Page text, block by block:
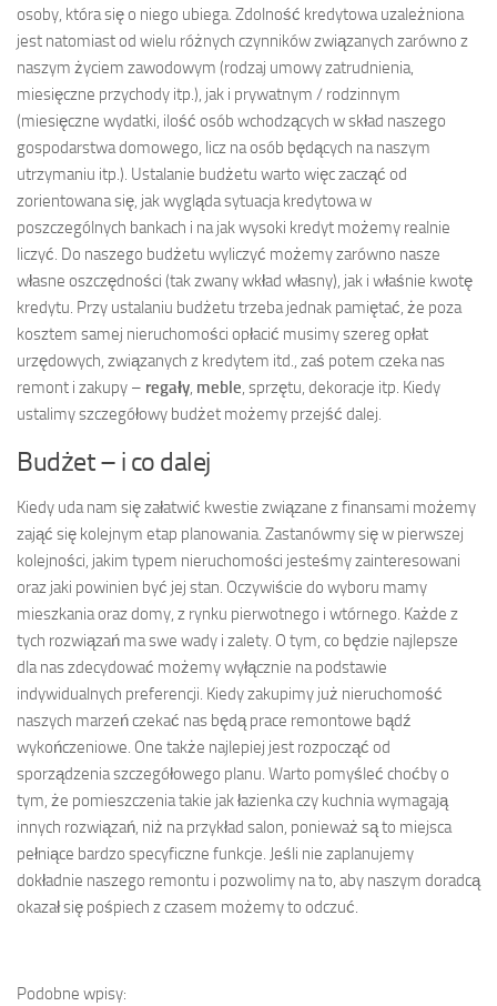
osoby, która się o niego ubiega. Zdolność kredytowa uzależniona
jest natomiast od wielu różnych czynników związanych zarówno z
naszym życiem zawodowym (rodzaj umowy zatrudnienia,
miesięczne przychody itp.), jak i prywatnym / rodzinnym
(miesięczne wydatki, ilość osób wchodzących w skład naszego
gospodarstwa domowego, licz na osób będących na naszym
utrzymaniu itp.). Ustalanie budżetu warto więc zacząć od
zorientowana się, jak wygląda sytuacja kredytowa w
poszczególnych bankach i na jak wysoki kredyt możemy realnie
liczyć. Do naszego budżetu wyliczyć możemy zarówno nasze
własne oszczędności (tak zwany wkład własny), jak i właśnie kwotę
kredytu. Przy ustalaniu budżetu trzeba jednak pamiętać, że poza
kosztem samej nieruchomości opłacić musimy szereg opłat
urzędowych, związanych z kredytem itd., zaś potem czeka nas
remont i zakupy – regały, meble, sprzętu, dekoracje itp. Kiedy
ustalimy szczegółowy budżet możemy przejść dalej.
Budżet – i co dalej
Kiedy uda nam się załatwić kwestie związane z finansami możemy
zająć się kolejnym etap planowania. Zastanówmy się w pierwszej
kolejności, jakim typem nieruchomości jesteśmy zainteresowani
oraz jaki powinien być jej stan. Oczywiście do wyboru mamy
mieszkania oraz domy, z rynku pierwotnego i wtórnego. Każde z
tych rozwiązań ma swe wady i zalety. O tym, co będzie najlepsze
dla nas zdecydować możemy wyłącznie na podstawie
indywidualnych preferencji. Kiedy zakupimy już nieruchomość
naszych marzeń czekać nas będą prace remontowe bądź
wykończeniowe. One także najlepiej jest rozpocząć od
sporządzenia szczegółowego planu. Warto pomyśleć choćby o
tym, że pomieszczenia takie jak łazienka czy kuchnia wymagają
innych rozwiązań, niż na przykład salon, ponieważ są to miejsca
pełniące bardzo specyficzne funkcje. Jeśli nie zaplanujemy
dokładnie naszego remontu i pozwolimy na to, aby naszym doradcą
okazał się pośpiech z czasem możemy to odczuć.
Podobne wpisy: